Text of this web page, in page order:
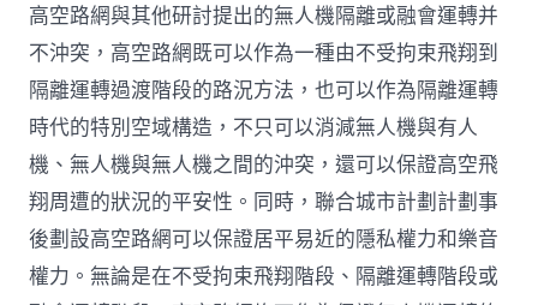
高空路網與其他研討提出的無人機隔離或融會運轉并
不沖突，高空路網既可以作為一種由不受拘束飛翔到
隔離運轉過渡階段的路況方法，也可以作為隔離運轉
時代的特別空域構造，不只可以消減無人機與有人
機、無人機與無人機之間的沖突，還可以保證高空飛
翔周遭的狀況的平安性。同時，聯合城市計劃計劃事
後劃設高空路網可以保證居平易近的隱私權力和樂音
權力。無論是在不受拘束飛翔階段、隔離運轉階段或